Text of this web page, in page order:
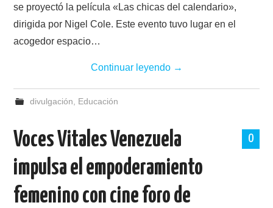
se proyectó la película «Las chicas del calendario»,
dirigida por Nigel Cole. Este evento tuvo lugar en el
acogedor espacio…
Continuar leyendo →
divulgación Educación
0
Voces Vitales Venezuela
impulsa el empoderamiento
femenino con cine foro de